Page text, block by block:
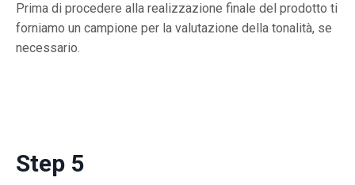
Prima di procedere alla realizzazione finale del prodotto ti
forniamo un campione per la valutazione della tonalità, se
necessario.
Step 5